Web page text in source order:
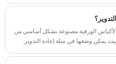
الأكياس الورقية مصنوعة بشكل أساسي من
يمكن وضعها في سلة إعادة التدوير.